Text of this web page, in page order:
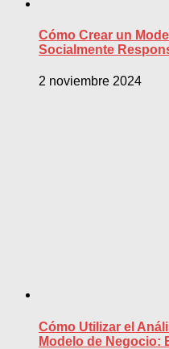
Cómo Crear un
Socialmente
2 noviembre 2024
Cómo Utilizar el
Modelo de Negocio: